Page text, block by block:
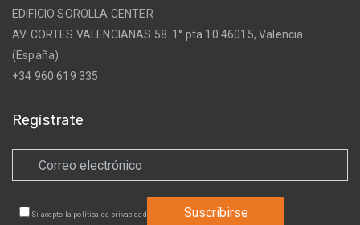
EDIFICIO SOROLLA CENTER
AV. CORTES VALENCIANAS 58. 1° pta 10 46015, Valencia
(España)
+34 960 619 335
Regístrate
Si acepto la política de privacidad